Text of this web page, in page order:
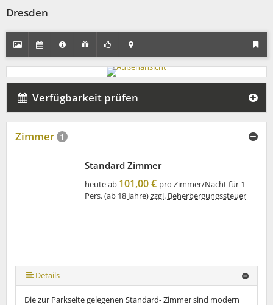
Dresden
Verfügbarkeit prüfen
Zimmer 1
Standard Zimmer
heute ab 101,00 € pro Zimmer/Nacht für 1
Pers. (ab 18 Jahre)zzgl. Beherbergungssteuer
Details
Die zur Parkseite gelegenen Standard- Zimmer sind modern